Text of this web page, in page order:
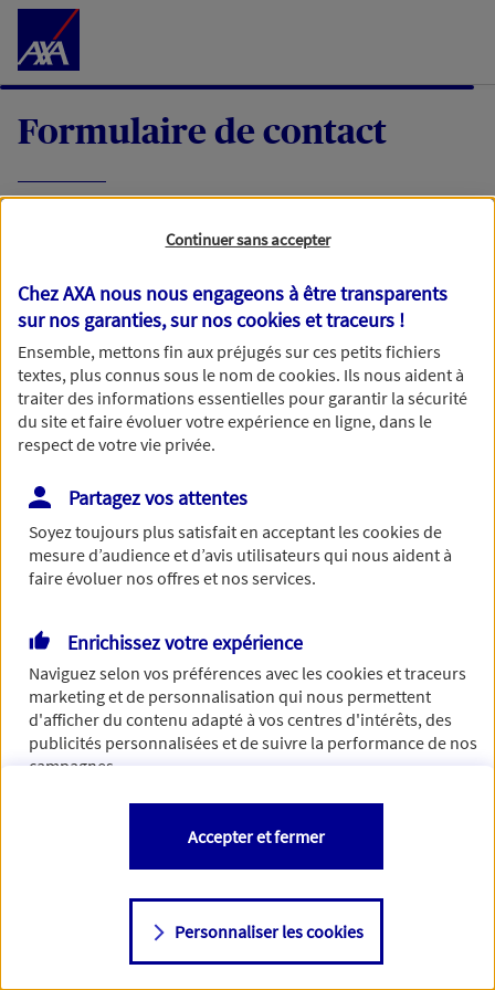
Accéder au Contenu
Formulaire de contact
demande, nous vous répondrons dans les
meilleurs délais par mail ou par téléphone.
Votre message :
Vous disposez de droits sur les informations vous concernant. Pour
plus d’informations,cliquez ici.
Continuer sans accepter
Chez AXA nous nous engageons à être transparents
sur nos garanties, sur noscookies et traceurs !
Ensemble, mettons fin aux préjugés sur ces petits fichiers
textes, plus connus sous le nom decookies. Ils nous aident à
traiter des informations essentielles pour garantir la sécurité
du site et faire évoluer votre expérience en ligne, dans le
respect de votre vie privée.
Partagez vos attentes
Soyez toujours plus satisfait en acceptant lescookiesde
mesure d’audience et d’avis utilisateurs qui nous aident à
faire évoluer nos offres et nos services.
Enrichissez votre expérience
Naviguez selon vos préférences avec lescookies et traceurs
marketing et de personnalisation qui nous permettent
d'afficher du contenu adapté à vos centres d'intérêts, des
publicités personnalisées et de suivre la performance de nos
campagnes.
Vous êtes libre de les accepter, de les refuser comme de
changer d'avis à tout moment en allant sur
Consulter notre politique decookies
Personnaliser les cookies
Accepter et fermer